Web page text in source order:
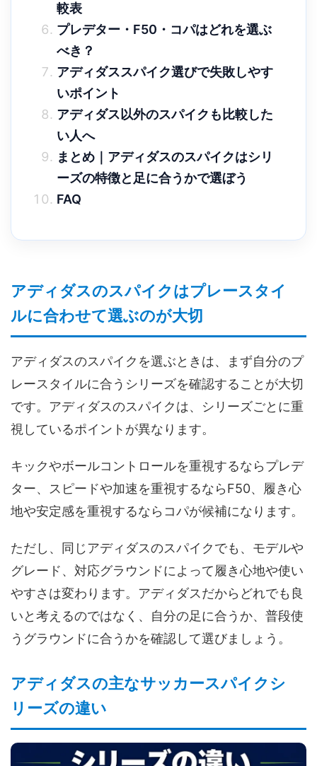
較表
プレデター・F50・コパはどれを選ぶ
べき？
アディダススパイク選びで失敗しやす
いポイント
アディダス以外のスパイクも比較した
い人へ
まとめ｜アディダスのスパイクはシリ
ーズの特徴と足に合うかで選ぼう
FAQ
アディダスのスパイクはプレースタイ
ルに合わせて選ぶのが大切
アディダスのスパイクを選ぶときは、まず自分のプ
レースタイルに合うシリーズを確認することが大切
です。アディダスのスパイクは、シリーズごとに重
視しているポイントが異なります。
キックやボールコントロールを重視するならプレデ
ター、スピードや加速を重視するならF50、履き心
地や安定感を重視するならコパが候補になります。
ただし、同じアディダスのスパイクでも、モデルや
グレード、対応グラウンドによって履き心地や使い
やすさは変わります。アディダスだからどれでも良
いと考えるのではなく、自分の足に合うか、普段使
うグラウンドに合うかを確認して選びましょう。
アディダスの主なサッカースパイクシ
リーズの違い